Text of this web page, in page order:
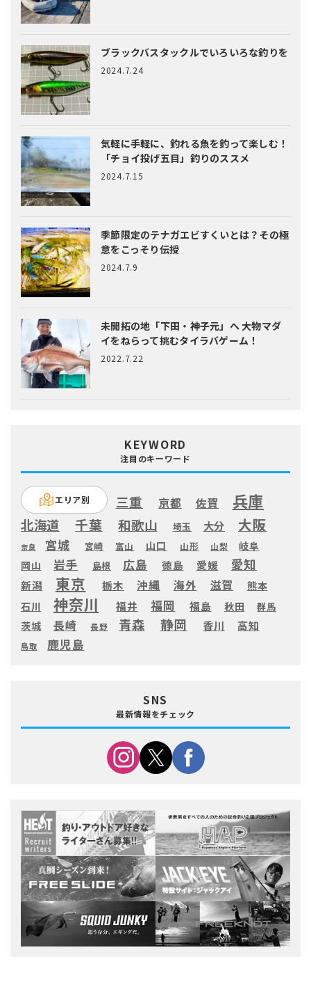
ブラックバスタックルでいろいろな釣りを
2024.7.24
気軽に手軽に、釣れる魚を釣って楽しむ！
「チョイ投げ五目」釣りのススメ
2024.7.15
季節限定のテナガエビすくいとは？ その極
意をこっそり伝授
2024.7.9
未開拓の地「下田・神子元」へ大物マダ
イをねらって挑むタイラバゲーム！
2022.7.22
KEYWORD
注目のキーワード
エリア別 三重 京都 佐賀 兵庫
北海道 千葉 和歌山 埼玉 大分 大阪
奈良 宮城 宮崎 富山 山口 山形 山梨
岐阜
岡山
岩手 島根 広島 徳島 愛媛 愛知
新潟 東京 栃木 沖縄 海外 滋賀
熊本
石川
神奈川 福井 福岡 福島 秋田 群馬
茨城 長崎 長野 青森 静岡 香川 高知
鳥取 鹿児島
SNS
最新情報をチェック